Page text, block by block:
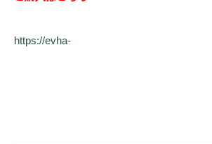
https://evha-